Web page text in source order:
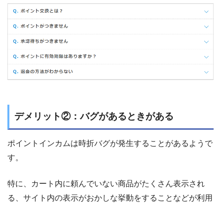
デメリット②：バグがあるときがある
ポイントインカムは時折バグが発生することがあるようで
す。
特に、カート内に頼んでいない商品がたくさん表示され
る、サイト内の表示がおかしな挙動をすることなどが利用